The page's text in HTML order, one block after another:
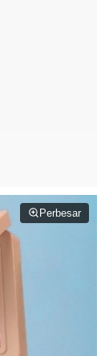
Perbesar